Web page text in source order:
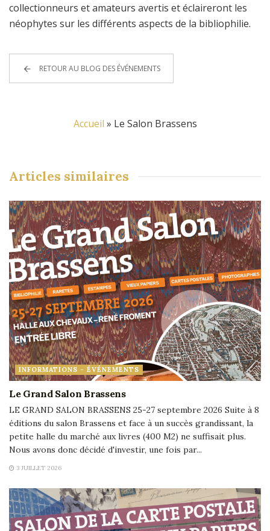
collectionneurs et amateurs avertis et éclaireront les
néophytes sur les différents aspects de la bibliophilie.
RETOUR AU BLOG DES ÉVÉNEMENTS
Accueil » Le Salon Brassens
Articles similaires
INFORMATIONS - ÉVÉNEMENTS
Le Grand Salon Brassens
LE GRAND SALON BRASSENS 25-27 septembre 2026 Suite à 8
éditions du salon Brassens et face à un succès grandissant, la
petite halle du marché aux livres (400 M2) ne suffisait plus.
Nous avons donc décidé d'investir, une fois par...
3 JUILLET 2026